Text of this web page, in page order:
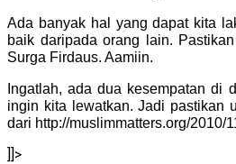
Ada banyak hal yang dapat kita
baik daripada orang lain.
Surga Firdaus. Aamiin.
Ingatlah, ada dua kesempatan
ingin kita lewatkan. Jadi pastikan
dari http://muslimmatters.org/2010/
]]>